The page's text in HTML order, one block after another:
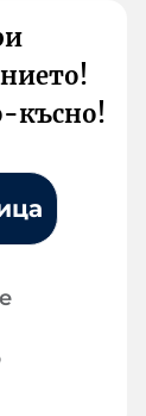
късно!